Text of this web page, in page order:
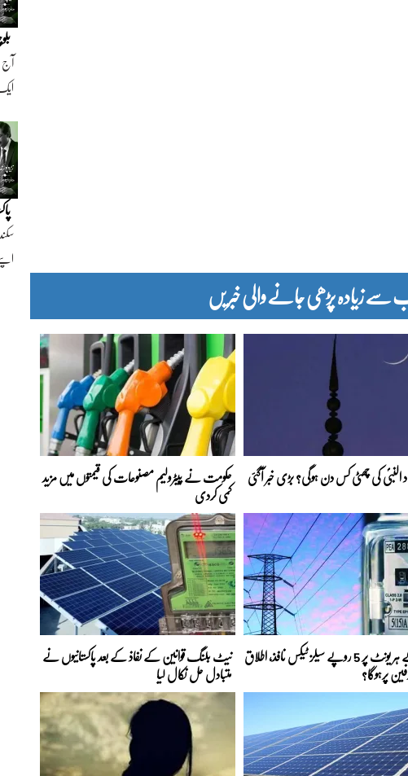
زیادہ پڑھی جانے والی خبریں
النبیؐ کی چھٹی کس دن ہوگی؟ بڑی خبر آگئی حکومت نے پیٹرولیم مصنوعات کی قیمتوں میں مزید
کمی کردی
بجلی کے ہر یونٹ پر 5 روپے سیلز ٹیکس نافذ، اطلاق
پرہوگا؟
نیٹ بلنگ قوانین کے نفاذ کے بعد پاکستانیوں نے
متبادل حل نکال لیا